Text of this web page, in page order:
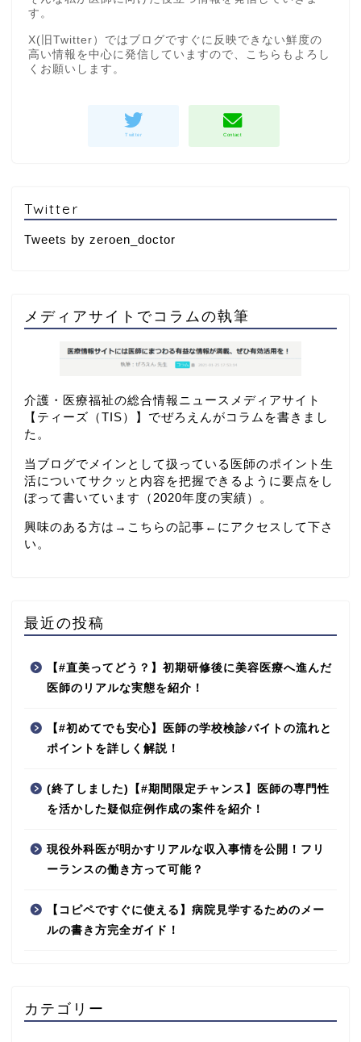
す。
X(旧Twitter）ではブログですぐに反映できない鮮度の
高い情報を中心に発信していますので、こちらもよろし
くお願いします。
Twitter
Tweets by zeroen_doctor
メディアサイトでコラムの執筆
介護・医療福祉の総合情報ニュースメディアサイト
【 ティーズ（TIS）
】でぜろえんがコラムを書きまし
た。
当ブログでメインとして扱っている医師のポイント生
活についてサクッと内容を把握できるように要点をし
ぼって書いています（2020年度の実績）。
興味のある方は→ こちらの記事 ←にアクセスして下さ
い。
最近の投稿
【#直美ってどう？】初期研修後に美容医療へ進んだ
医師のリアルな実態を紹介！
【#初めてでも安心】医師の学校検診バイトの流れと
ポイントを詳しく解説！
(終了しました)【#期間限定チャンス】医師の専門性
を活かした疑似症例作成の案件を紹介！
現役外科医が明かすリアルな収入事情を公開！フリ
ーランスの働き方って可能？
【コピペですぐに使える】病院見学するためのメー
ルの書き方完全ガイド！
カテゴリー